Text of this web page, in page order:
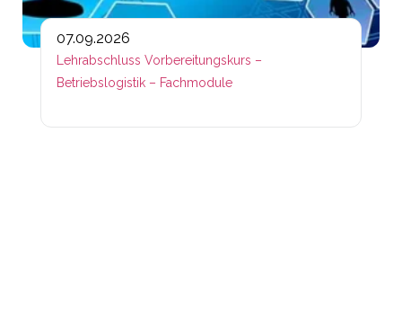
07.09.2026
Lehrabschluss Vorbereitungskurs –
Betriebslogistik – Fachmodule